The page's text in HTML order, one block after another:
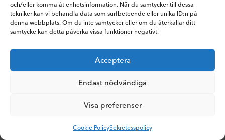
och/eller komma åt enhetsinformation. När du samtycker till dessa
tekniker kan vi behandla data som surfbeteende eller unika ID:n på
denna webbplats. Om du inte samtycker eller om du återkallar ditt
samtycke kan detta påverka vissa funktioner negativt.
Acceptera
Endast nödvändiga
Visa preferenser
Cookie PolicySekretesspolicy
rapporter, nyhetsbrev och analyser.